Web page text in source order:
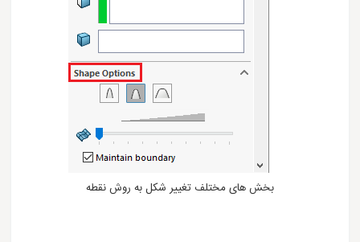
بخش های مختلف تغییر شکل به روش نقطه